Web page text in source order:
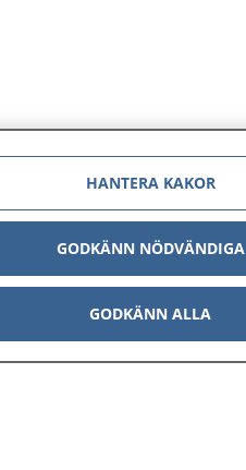
HANTERA KAKOR
GODKÄNN NÖDVÄNDIGA
GODKÄNN ALLA